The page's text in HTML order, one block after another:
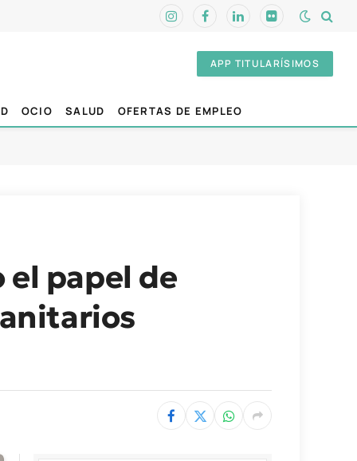
InstagramFacebookLinkedInFlickr
APP TITULARÍSIMOS
OCIO SALUD OFERTAS DE EMPLEO
el papel de